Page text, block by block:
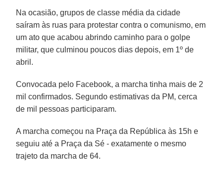
Na ocasião, grupos de classe média da cidade
saíram às ruas para protestar contra o comunismo, em
um ato que acabou abrindo caminho para o golpe
militar, que culminou poucos dias depois, em 1º de
abril.
Convocada pelo Facebook, a marcha tinha mais de 2
mil confirmados. Segundo estimativas da PM, cerca
de mil pessoas participaram.
A marcha começou na Praça da República às 15h e
seguiu até a Praça da Sé - exatamente o mesmo
trajeto da marcha de 64.